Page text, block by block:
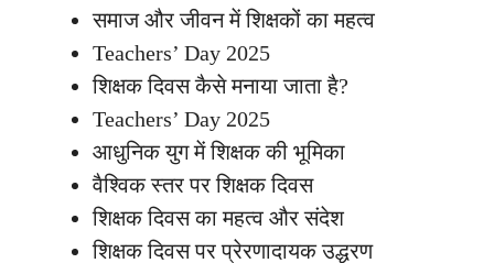
समाज और जीवन में शिक्षकों का महत्व
Teachers’ Day 2025
शिक्षक दिवस कैसे मनाया जाता है?
Teachers’ Day 2025
आधुनिक युग में शिक्षक की भूमिका
वैश्विक स्तर पर शिक्षक दिवस
शिक्षक दिवस का महत्व और संदेश
शिक्षक दिवस पर प्रेरणादायक उद्धरण